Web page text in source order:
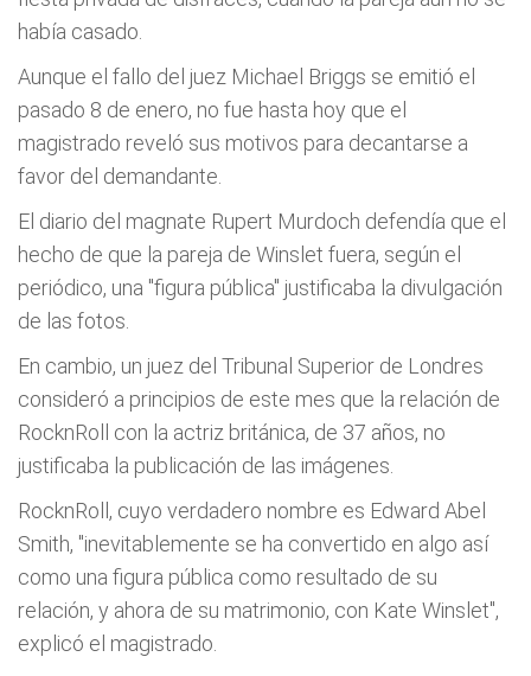
había casado.
Aunque el fallo del juez Michael Briggs se emitió el
pasado 8 de enero, no fue hasta hoy que el
magistrado reveló sus motivos para decantarse a
favor del demandante.
El diario del magnate Rupert Murdoch defendía que el
hecho de que la pareja de Winslet fuera, según el
periódico, una "figura pública" justificaba la divulgación
de las fotos.
En cambio, un juez del Tribunal Superior de Londres
consideró a principios de este mes que la relación de
RocknRoll con la actriz británica, de 37 años, no
justificaba la publicación de las imágenes.
RocknRoll, cuyo verdadero nombre es Edward Abel
Smith, "inevitablemente se ha convertido en algo así
como una figura pública como resultado de su
relación, y ahora de su matrimonio, con Kate Winslet",
explicó el magistrado.